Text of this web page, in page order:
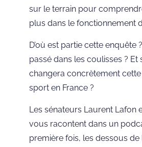
sur le terrain pour
plus dans le fonctionnement
D’où est partie cette enquête
passé dans les coulisses ?
changera concrètement
sport en France ?
Les sénateurs Laurent Lafon
vous racontent dans un
première fois, les dessous